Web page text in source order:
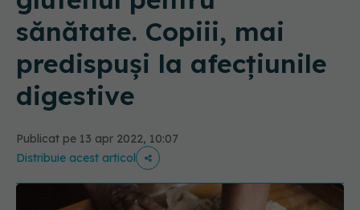
sănătate. Copiii, mai
predispuși la afecțiunile
digestive
Publicat pe 13 apr 2022, 10:07
Distribuie acest articol